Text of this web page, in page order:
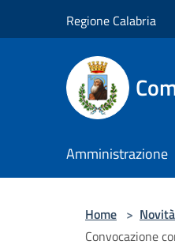
Regione Calabria
Amministrazione
Home > Novità
Convocazione